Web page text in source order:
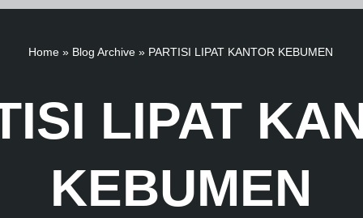
Home » Blog Archive » PARTISI LIPAT KANTOR KEBUMEN
LIPAT
KEBUMEN